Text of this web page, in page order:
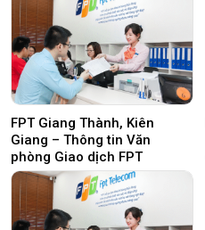
FPT Giang Thành, Kiên
Giang – Thông tin Văn
phòng Giao dịch FPT